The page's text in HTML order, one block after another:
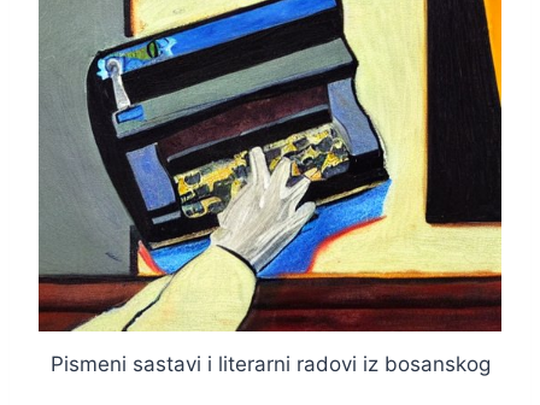
Pismeni sastavi i literarni radovi iz bosanskog